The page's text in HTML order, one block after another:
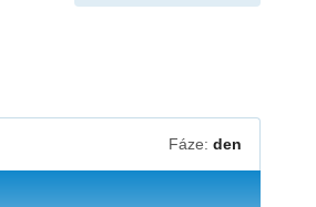
Fáze: den